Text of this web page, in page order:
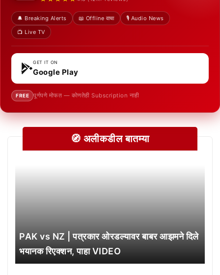
🔔 Breaking Alerts 📖 Offline वाचा
🎙️ Audio News
📺 Live TV
GET IT ON
Google Play
FREE पूर्णपणे मोफत — कोणतेही Subscription नाही
🧭 अलीकडील बातम्या
PAK vs NZ | पत्रकार ओरडल्यावर बाबर आझमने दिले
भयानक रिएक्शन, पाहा VIDEO